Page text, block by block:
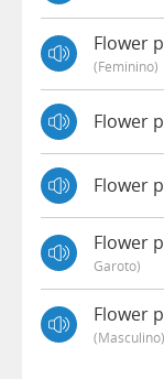
Flower
(feminino)
Flower
Flower
Flower
Garoto)
Flower
(masculino)